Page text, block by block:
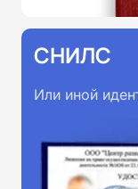
СНИЛС
Или иной